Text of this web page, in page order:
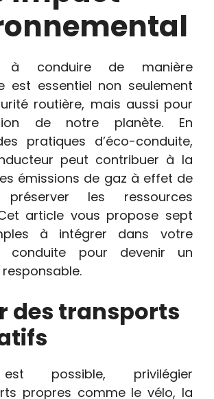
à conduire de manière
est essentiel non seulement
routière, mais aussi pour
de notre planète. En
pratiques d’éco-conduite,
peut contribuer à la
émissions de gaz à effet de
les ressources
article vous propose sept
à intégrer dans votre
conduite pour devenir un
des transports
est possible, privilégier
propres comme le vélo, la